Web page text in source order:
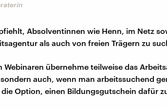
Absolventinnen wie Henn, im Netz
als auch von freien Trägern zu
Webinaren übernehme teilweise das
auch, wenn man arbeitssuchend
Option, einen Bildungsgutschein dafür